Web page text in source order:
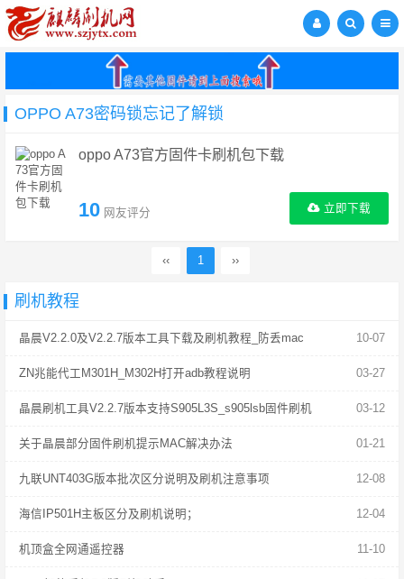
OPPO A73密码锁忘记了解锁
oppo A73官方固件卡刷机包下载
10 网友评分 立即下载
‹‹ 1 ››
刷机教程
10-07
晶晨V2.2.0及V2.2.7版本工具下载及刷机教程_防丢mac
03-27
ZN兆能代工M301H_M302H打开adb教程说明
03-12
晶晨刷机工具V2.2.7版本支持S905L3S_s905lsb固件刷机
01-21
关于晶晨部分固件刷机提示MAC解决办法
12-08
九联UNT403G版本批次区分说明及刷机注意事项
12-04
海信IP501H主板区分及刷机说明；
11-10
机顶盒全网通遥控器